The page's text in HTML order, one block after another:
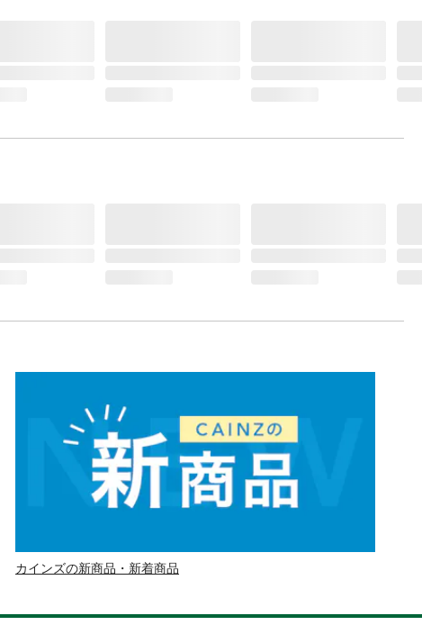
カインズの新商品・新着商品